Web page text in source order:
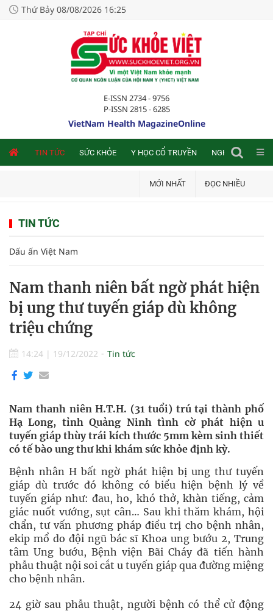
Thứ Bảy 08/08/2026 16:25
E-ISSN 2734 - 9756
P-ISSN 2815 - 6285
VietNam Health MagazineOnline
TIN TỨC SỨC KHỎE Y HỌC CỔ TRUYỀN NGHIÊN CỨU
MỚI NHẤT ĐỌC NHIỀU
TIN TỨC
Dấu ấn Việt Nam
Nam thanh niên bất ngờ phát hiện
bị ung thư tuyến giáp dù không
triệu chứng
14:24 | 19/12/2022 Tin tức
Nam thanh niên H.T.H. (31 tuổi) trú tại thành phố
Hạ Long, tỉnh Quảng Ninh tình cờ phát hiện u
tuyến giáp thùy trái kích thước 5mm kèm sinh thiết
có tế bào ung thư khi khám sức khỏe định kỳ.
Bệnh nhân H bất ngờ phát hiện bị ung thư tuyến
giáp dù trước đó không có biểu hiện bệnh lý về
tuyến giáp như: đau, ho, khó thở, khàn tiếng, cảm
giác nuốt vướng, sụt cân… Sau khi thăm khám, hội
chẩn, tư vấn phương pháp điều trị cho bệnh nhân,
ekip mổ do đội ngũ bác sĩ Khoa ung bướu 2, Trung
tâm Ung bướu, Bệnh viện Bãi Cháy đã tiến hành
phẫu thuật nội soi cắt u tuyến giáp qua đường miệng
cho bệnh nhân.
24 giờ sau phẫu thuật, người bệnh có thể cử động